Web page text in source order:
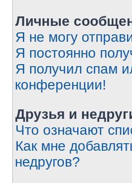
Личные
Я не могу
Я постоянно
Я получил спам
конференции!
Друзья и
Что означают
Как мне
недругов?